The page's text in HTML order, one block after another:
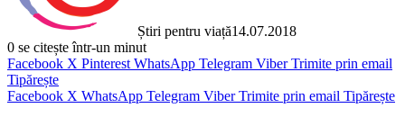
Știri pentru viață14.07.2018
0 se citește într-un minut
Facebook X Pinterest WhatsApp Telegram Viber Trimite prin email
Tipărește
Facebook X WhatsApp Telegram Viber Trimite prin email Tipărește